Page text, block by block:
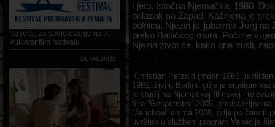
Natječaj za sudjelovanje na 7.
Vukovar film festivalu
DETALJNIJE
Ljeto, Istočna Njemačka, 1980.
odlazak na Zapad. Kažnjena je
bolnicu. Njezin je ljubavnik Jörg na
preko Baltičkog mora. Počinje
Njezin život će, kako ona misli,
Christian Petzold (rođen 1960. u
1981. živi u Berlinu gdje je studirao
je studij na Njemačkoj filmskoj i
film “Gespenster” 2005. predstavljen
“Jerichow” snima 2008. gdje po četvrti
uvršten u službeni program Venecija